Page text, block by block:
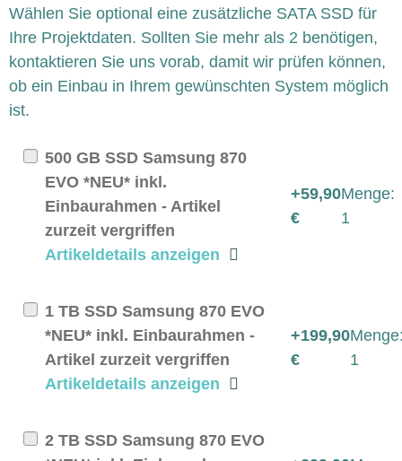
Wählen Sie optional eine zusätzliche SATA SSD für
Ihre Projektdaten. Sollten Sie mehr als 2 benötigen,
kontaktieren Sie uns vorab, damit wir prüfen können,
ob ein Einbau in Ihrem gewünschten System möglich
ist.
500 GB SSD Samsung 870
EVO *NEU* inkl.
Einbaurahmen - Artikel
zurzeit vergriffen
Artikeldetails anzeigen
+59,90
€
Menge:
1
1 TB SSD Samsung 870 EVO
*NEU* inkl. Einbaurahmen -
Artikel zurzeit vergriffen
Artikeldetails anzeigen
+199,90
€
1
2 TB SSD Samsung 870 EVO